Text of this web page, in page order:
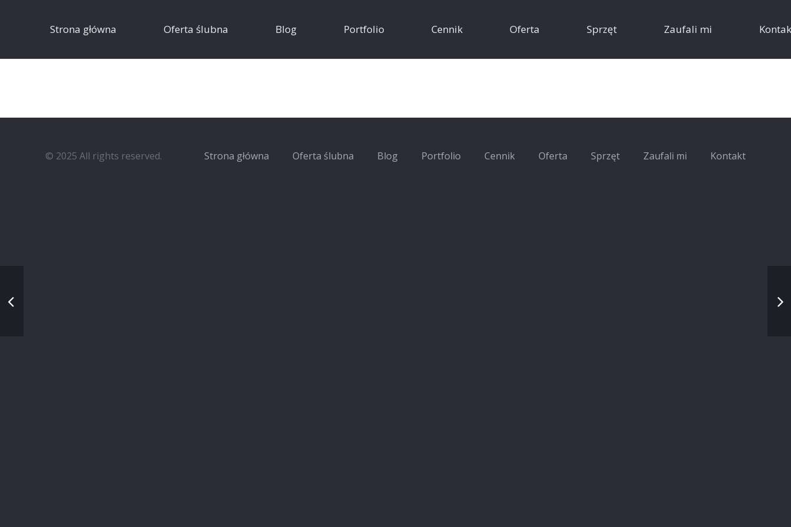
Strona główna Oferta ślubna Blog Portfolio Cennik Oferta Sprzęt Zaufali mi
Strona główna Oferta ślubna Blog Portfolio Cennik Oferta Sprzęt Zaufali mi Kontakt
© 2025 All rights reserved.